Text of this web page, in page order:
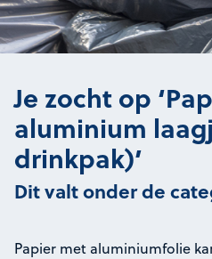
Je zocht op
aluminium
drinkpak)’
Dit valt onder de
Papier met aluminiumfolie